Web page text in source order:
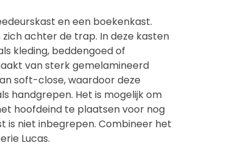
en een boekenkast.
achter de trap. In deze kasten
kleding, beddengoed of
van sterk gemelamineerd
soft-close, waardoor deze
handgrepen. Het is mogelijk om
hoofdeind te plaatsen voor nog
is niet inbegrepen. Combineer het
Lucas.